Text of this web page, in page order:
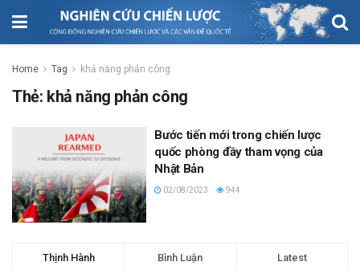
Home Tag khả năng phản công
Thẻ: khả năng phản công
Bước tiến mới trong chiến lược
quốc phòng đầy tham vọng của
Nhật Bản
02/08/2023 944
Thịnh Hành Bình Luận Latest